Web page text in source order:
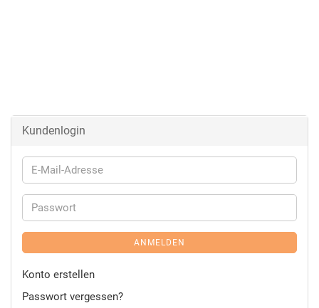
Kundenlogin
ANMELDEN
Konto erstellen
Passwort vergessen?